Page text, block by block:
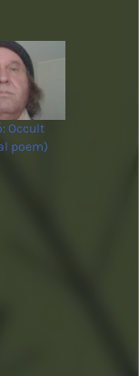
Occult
poem)